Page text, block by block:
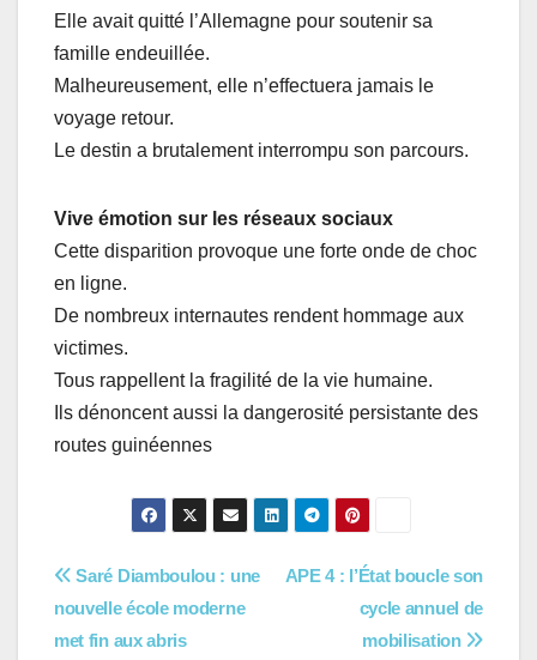
Elle avait quitté l’Allemagne pour soutenir sa
famille endeuillée.
Malheureusement, elle n’effectuera jamais le
voyage retour.
Le destin a brutalement interrompu son parcours.
Vive émotion sur les réseaux sociaux
Cette disparition provoque une forte onde de choc
en ligne.
De nombreux internautes rendent hommage aux
victimes.
Tous rappellent la fragilité de la vie humaine.
Ils dénoncent aussi la dangerosité persistante des
routes guinéennes
Navigation
de
APE 4 : l’État boucle son
cycle annuel de
mobilisation
Saré Diamboulou : une
nouvelle école moderne
met fin aux abris